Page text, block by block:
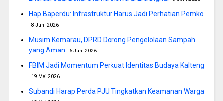
Hap Baperdu: Infrastruktur Harus Jadi Perhatian Pemko
8 Juni 2026
Musim Kemarau, DPRD Dorong Pengelolaan Sampah
yang Aman
6 Juni 2026
FBIM Jadi Momentum Perkuat Identitas Budaya Kalteng
19 Mei 2026
Subandi Harap Perda PJU Tingkatkan Keamanan Warga